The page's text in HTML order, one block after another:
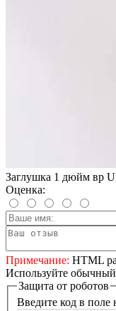
Заглушка 1 дюйм вр
Оценка:
Примечание: HTML
Используйте обычный
Защита от роботов
Введите код в поле